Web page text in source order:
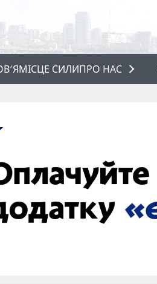
МІСЦЕ СИЛИПРО НАС
ПРО НАС